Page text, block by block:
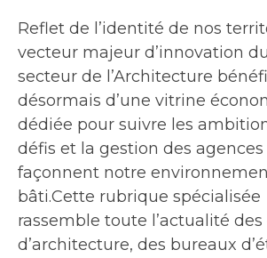
Reflet de l’identité de nos
vecteur majeur d’innovation
secteur de l’Architecture
désormais d’une vitrine
dédiée pour suivre les
défis et la gestion des agences
façonnent notre
bâti.Cette rubrique spécialisée
rassemble toute l’actualité
d’architecture, des bureaux